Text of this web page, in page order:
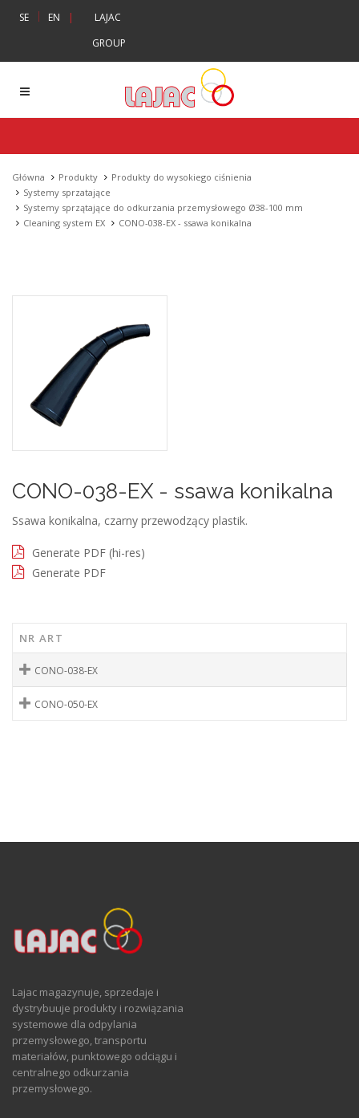
SE | EN |
LAJAC
GROUP
Główna Produkty
Produkty do wysokiego ciśnienia
Systemy sprzatające
Systemy sprzątające do odkurzania przemysłowego Ø38-100 mm
Cleaning system EX
CONO-038-EX - ssawa konikalna
CONO-038-EX - ssawa konikalna
Ssawa konikalna, czarny przewodzący plastik.
Generate PDF (hi-res)
Generate PDF
NR ART
CONO-038-EX
CONO-050-EX
Lajac magazynuje, sprzedaje i
dystrybuuje produkty i rozwiązania
systemowe dla odpylania
przemysłowego, transportu
materiałów, punktowego odciągu i
centralnego odkurzania
przemysłowego.